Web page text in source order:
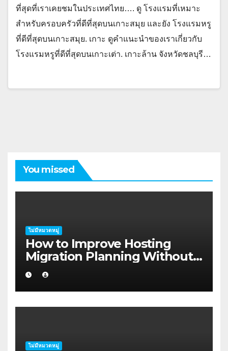
ที่สุดที่เราเคยชมในประเทศไทย…. ดู โรงแรมที่เหมาะ
สำหรับครอบครัวที่ดีที่สุดบนเกาะสมุย และยัง โรงแรมหรู
ที่ดีที่สุดบนเกาะสมุย. เกาะ ดูคำแนะนำของเราเกี่ยวกับ
โรงแรมหรูที่ดีที่สุดบนเกาะเต่า. เกาะล้าน จังหวัดชลบุรี…
You missed
ไม่มีหมวดหมู่
How to Improve Hosting
Migration Planning Without
Wasting Budget in the
Kimberley
ไม่มีหมวดหมู่